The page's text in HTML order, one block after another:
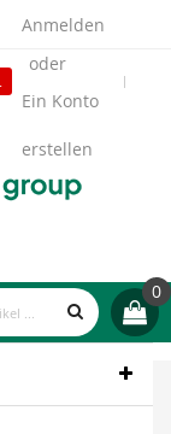
Anmelden
Ein Konto
erstellen
0